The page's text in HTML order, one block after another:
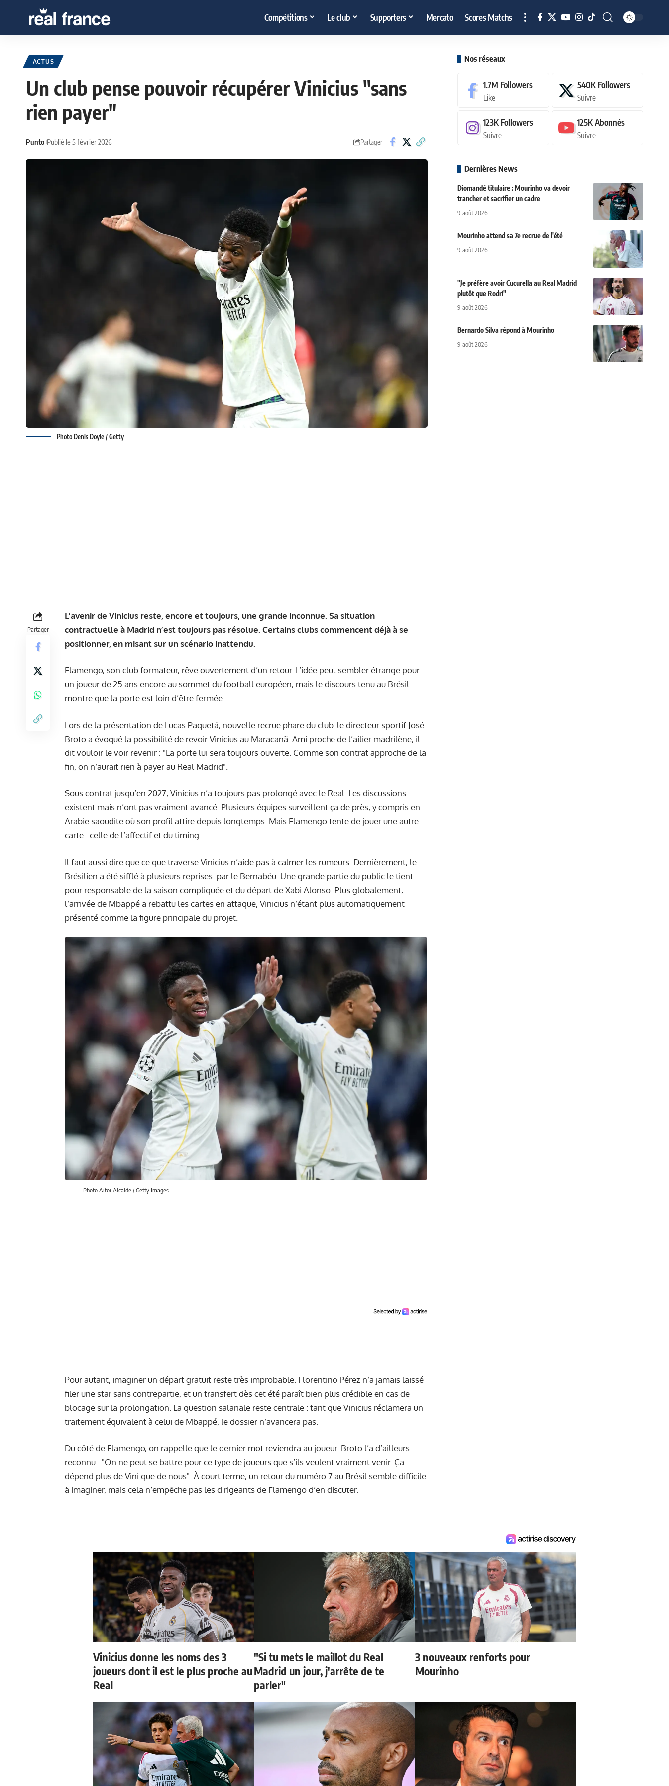
Compétitions Le club Supporters Mercato Scores Matchs
ACTUS
Un club pense pouvoir récupérer Vinicius "sans
rien payer"
Punto Publié le 5 février 2026 Partager
Photo Denis Doyle / Getty
Partager
L’avenir de Vinicius reste, encore et toujours, une grande inconnue. Sa situation
contractuelle à Madrid n’est toujours pas résolue. Certains clubs commencent déjà à se
positionner, en misant sur un scénario inattendu.
Flamengo, son club formateur, rêve ouvertement d’un retour. L’idée peut sembler étrange pour
un joueur de 25 ans encore au sommet du football européen, mais le discours tenu au Brésil
montre que la porte est loin d’être fermée.
Lors de la présentation de Lucas Paquetá, nouvelle recrue phare du club, le directeur sportif José
Broto a évoqué la possibilité de revoir Vinicius au Maracanã. Ami proche de l’ailier madrilène, il
dit vouloir le voir revenir : "La porte lui sera toujours ouverte. Comme son contrat approche de la
fin, on n’aurait rien à payer au Real Madrid".
Sous contrat jusqu’en 2027, Vinicius n’a toujours pas prolongé avec le Real. Les discussions
existent mais n’ont pas vraiment avancé. Plusieurs équipes surveillent ça de près, y compris en
Arabie saoudite où son profil attire depuis longtemps. Mais Flamengo tente de jouer une autre
carte : celle de l’affectif et du timing.
Il faut aussi dire que ce que traverse Vinicius n’aide pas à calmer les rumeurs. Dernièrement, le
Brésilien a été sifflé à plusieurs reprises par le Bernabéu. Une grande partie du public le tient
pour responsable de la saison compliquée etdu départ de Xabi Alonso . Plus globalement,
l’arrivée de Mbappé a rebattu les cartes en attaque, Vinicius n’étant plus automatiquement
présenté comme la figure principale du projet.
Photo Aitor Alcalde / Getty Images
Pour autant, imaginer un départ gratuit reste très improbable. Florentino Pérez n’a jamais laissé
filer une star sans contrepartie, et un transfert dès cet été paraît bien plus crédible en cas de
blocage sur la prolongation. La question salariale reste centrale : tant que Vinicius réclamera un
traitement équivalent à celui de Mbappé, le dossier n’avancera pas.
Du côté de Flamengo, on rappelle que le dernier mot reviendra au joueur. Broto l’a d’ailleurs
reconnu : "On ne peut se battre pour ce type de joueurs que s’ils veulent vraiment venir. Ça
dépend plus de Vini que de nous". À court terme, un retour du numéro 7 au Brésil semble difficile
à imaginer, mais cela n’empêche pas les dirigeants de Flamengo d’en discuter.
Nos réseaux
1.7M Followers
Like
540K Followers
Suivre
123K Followers
Suivre
125KAbonnés
Suivre
Dernières News
Diomandé titulaire : Mourinho va devoir
trancher et sacrifier un cadre
9 août 2026
Mourinho attend sa 7e recrue de l'été
9 août 2026
"Je préfère avoir Cucurella au Real Madrid
plutôt que Rodri"
9 août 2026
Bernardo Silva répond à Mourinho
9 août 2026
Vinicius donne les noms des 3
joueurs dont il est le plus proche au
Real
"Si tu mets le maillot du Real
Madrid un jour, j'arrête de te
parler"
3 nouveaux renforts pour
Mourinho